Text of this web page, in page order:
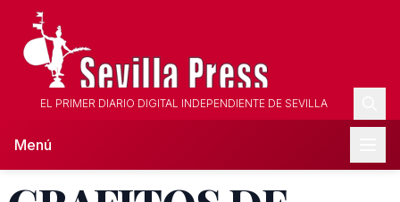
EL PRIMER DIARIO DIGITAL INDEPENDIENTE DE SEVILLA
Menú